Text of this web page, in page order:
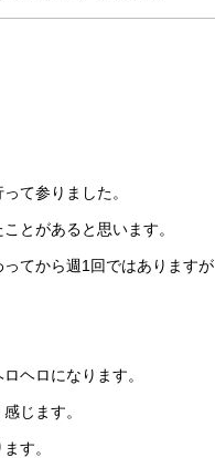
て参りました。
とがあると思います。
てから週1回ではありますが
ヘロになります。
じます。
す。